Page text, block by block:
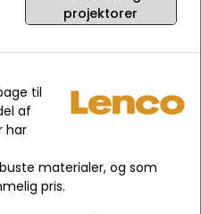
projektorer
til
af
har
materialer, og som
pris.